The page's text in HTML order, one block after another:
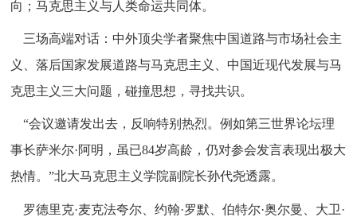
向；马克思主义与人类命运共同体。
三场高端对话：中外顶尖学者聚焦中国道路与市场社会主
义、落后国家发展道路与马克思主义、中国近现代发展与马
克思主义三大问题，碰撞思想，寻找共识。
“会议邀请发出去，反响特别热烈。例如第三世界论坛理
事长萨米尔·阿明，虽已84岁高龄，仍对参会发言表现出极大
热情。”北大马克思主义学院副院长孙代尧透露。
罗德里克·麦克法夸尔、约翰·罗默、伯特尔·奥尔曼、大卫·